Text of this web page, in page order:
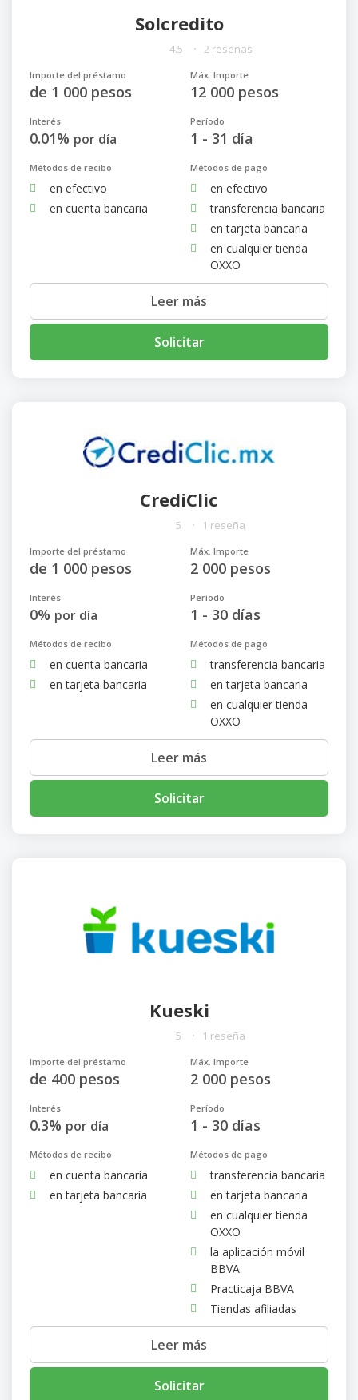
Solcredito
4.5 2 reseñas
Importe del préstamo
de 1 000 pesos
Máx. Importe
12 000 pesos
Interés
0.01% por día
Período
1 - 31 día
Métodos de recibo
en efectivo
en cuenta bancaria
Métodos de pago
en efectivo
transferencia bancaria
en tarjeta bancaria
en cualquier tienda
OXXO
Leer más
Solicitar
CrediClic
5 1 reseña
Importe del préstamo
de 1 000 pesos
Máx. Importe
2 000 pesos
Interés
0% por día
Período
1 - 30 días
Métodos de recibo
en cuenta bancaria
en tarjeta bancaria
Métodos de pago
transferencia bancaria
en tarjeta bancaria
en cualquier tienda
OXXO
Leer más
Solicitar
Kueski
5 1 reseña
Importe del préstamo
de 400 pesos
Máx. Importe
2 000 pesos
Interés
0.3% por día
Período
1 - 30 días
Métodos de recibo
en cuenta bancaria
en tarjeta bancaria
Métodos de pago
transferencia bancaria
en tarjeta bancaria
en cualquier tienda
OXXO
la aplicación móvil
BBVA
Practicaja BBVA
Tiendas afiliadas
Leer más
Solicitar